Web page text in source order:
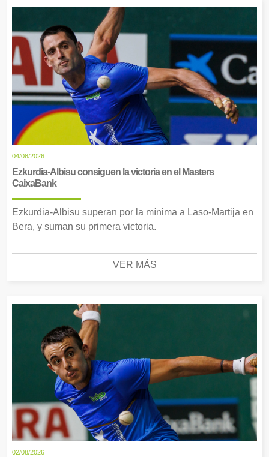
04/08/2026
Ezkurdia-Albisu consiguen la victoria en el Masters
CaixaBank
Ezkurdia-Albisu superan por la mínima a Laso-Martija en
Bera, y suman su primera victoria.
VER MÁS
02/08/2026